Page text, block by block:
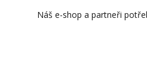
Náš e-shop a partneři